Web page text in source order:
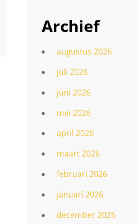
Archief
augustus 2026
juli 2026
juni 2026
mei 2026
april 2026
maart 2026
februari 2026
januari 2026
december 2025